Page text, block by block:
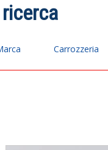
Carrozzeria